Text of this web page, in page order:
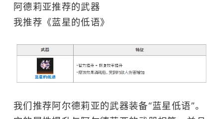
阿德莉亚推荐的武器
我推荐《蓝星的低语》
我们推荐阿尔德莉亚的武器装备“蓝星低语”。